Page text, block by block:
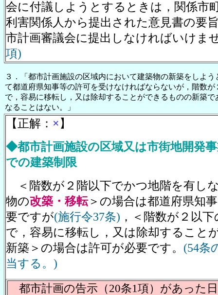
会に付議しようとするときは，関係市
利害関係人から提出された意見書の要
市計画審議会に提出しなければいけま
項)
３．「都市計画施設の区域内において建築物の新築をしよ
て都道府県知事等の許可を受けなければならないが，階数が
で，容易に移転し，又は除却することができるものの新築
なることはない。」
【正解： × 】
◆都市計画施設の区域又は市街地開発
での建築制限
＜階数が２階以下でかつ地階を有し
物の改築・移転＞の場合は都道府県知
要ですが(施行令37条) ，＜階数が２以
で，容易に移転し，又は除却すること
新築＞の場合は許可が必要です。 (54条
当する。)
都市計画の告示（20条1項）があった